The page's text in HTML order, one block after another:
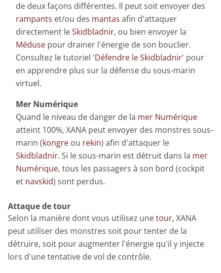
de deux façons différentes. Il peut soit envoyer des
rampants et/ou des mantas afin d'attaquer
directement leSkidbladnir, ou bien envoyer la
Méduse pour drainer l'énergie de son bouclier.
Consultez le tutoriel 'Défendre le Skidbladnir' pour
en apprendre plus sur la défense du sous-marin
virtuel.
Mer Numérique
Quand le niveau de danger de la mer Numérique
atteint 100%, XANA peut envoyer des monstres sous-
marin (kongre ou rekin) afin d'attaquer le
Skidbladnir. Si le sous-marin est détruit dans la mer
Numérique, tous les passagers à son bord (cockpit
et navskid) sont perdus.
Attaque de tour
Selon la manière dont vous utilisez unetour, XANA
peut utiliser des monstres soit pour tenter de la
détruire, soit pour augmenter l'énergie qu'il y injecte
lors d'une tentative de vol de contrôle.